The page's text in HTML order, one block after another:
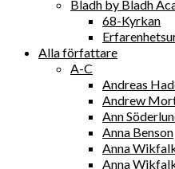
Bladh by Bladh
68-Kyrkan
Alla författare
A-C
Andreas
Andrew
Ann
Anna Benson
Anna
Anna